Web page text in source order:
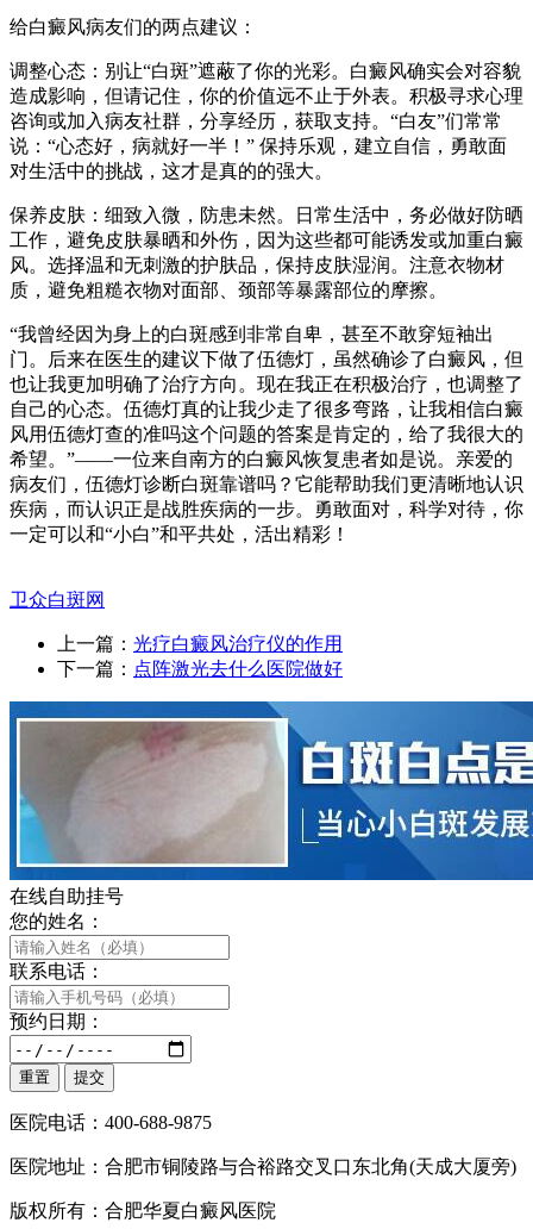
给白癜风病友们的两点建议：
调整心态：别让“白斑”遮蔽了你的光彩。白癜风确实会对容貌
造成影响，但请记住，你的价值远不止于外表。积极寻求心理
咨询或加入病友社群，分享经历，获取支持。“白友”们常常
说：“心态好，病就好一半！” 保持乐观，建立自信，勇敢面
对生活中的挑战，这才是真的的强大。
保养皮肤：细致入微，防患未然。日常生活中，务必做好防晒
工作，避免皮肤暴晒和外伤，因为这些都可能诱发或加重白癜
风。选择温和无刺激的护肤品，保持皮肤湿润。注意衣物材
质，避免粗糙衣物对面部、颈部等暴露部位的摩擦。
“我曾经因为身上的白斑感到非常自卑，甚至不敢穿短袖出
门。后来在医生的建议下做了伍德灯，虽然确诊了白癜风，但
也让我更加明确了治疗方向。现在我正在积极治疗，也调整了
自己的心态。伍德灯真的让我少走了很多弯路，让我相信白癜
风用伍德灯查的准吗这个问题的答案是肯定的，给了我很大的
希望。”——一位来自南方的白癜风恢复患者如是说。亲爱的
病友们，伍德灯诊断白斑靠谱吗？它能帮助我们更清晰地认识
疾病，而认识正是战胜疾病的一步。勇敢面对，科学对待，你
一定可以和“小白”和平共处，活出精彩！
卫众白斑网
上一篇： 光疗白癜风治疗仪的作用
下一篇： 点阵激光去什么医院做好
在线自助挂号
您的姓名：
联系电话：
预约日期：
医院电话：400-688-9875
医院地址：合肥市铜陵路与合裕路交叉口东北角(天成大厦旁)
版权所有：合肥华夏白癜风医院